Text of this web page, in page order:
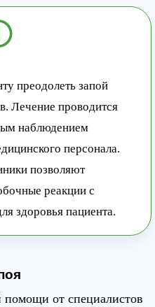
преодолеть запой
Лечение проводится
наблюдением
персонала.
позволяют
реакции с
здоровья пациента.
от специалистов